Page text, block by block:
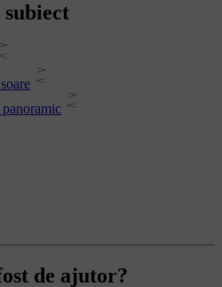
de ajutor?